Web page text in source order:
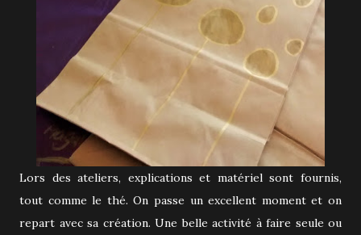
Lors des ateliers, explications et matériel sont fournis,
tout comme le thé. On passe un excellent moment et on
repart avec sa création. Une belle activité à faire seule ou